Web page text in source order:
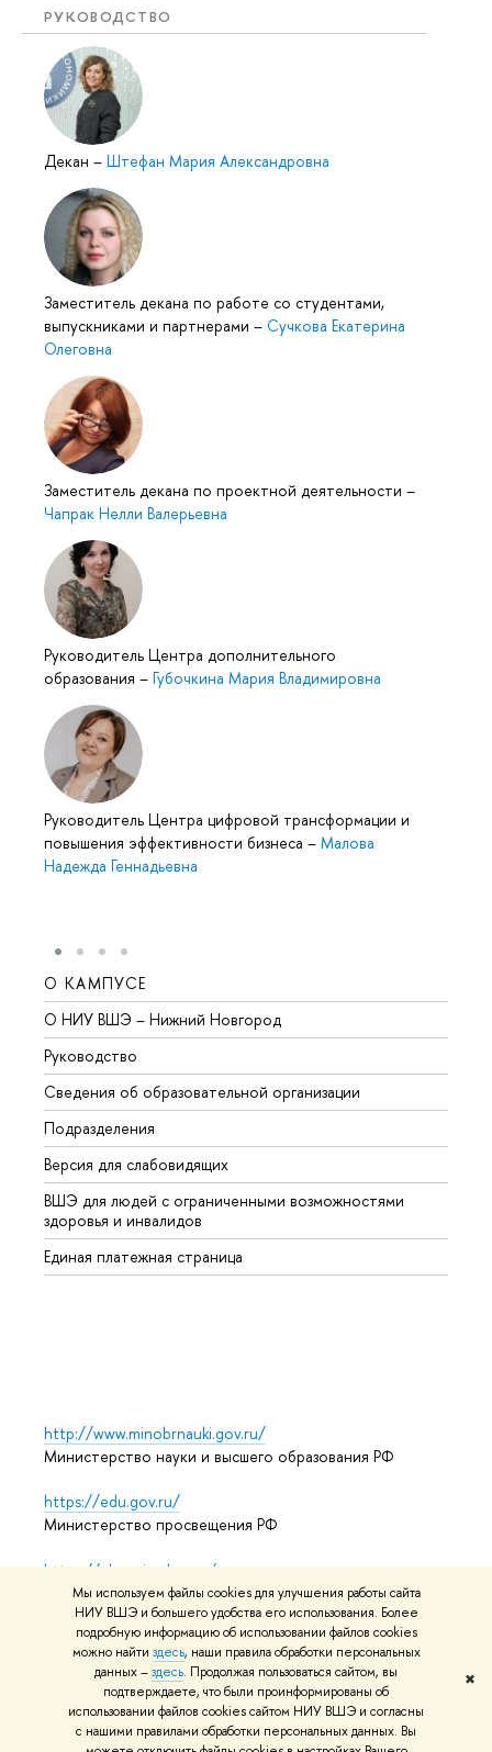
Мы используем файлы cookies для улучшения работы сайта
НИУ ВШЭ и большего удобства его использования. Более
подробную информацию об использовании файлов cookies
можно найти здесь, наши правила обработки персональных
данных –здесь. Продолжая пользоваться сайтом, вы
подтверждаете, что были проинформированы об
использовании файлов cookies сайтом НИУ ВШЭ и согласны
с нашими правилами обработки персональных данных. Вы
✖
РУКОВОДСТВО
Декан – Штефан Мария Александровна
Заместитель декана по работе со студентами,
выпускниками и партнерами – Сучкова Екатерина
Олеговна
Заместитель декана по проектной деятельности –
Чапрак Нелли Валерьевна
Руководитель Центра дополнительного
образования – Губочкина Мария Владимировна
Руководитель Центра цифровой трансформации и
повышения эффективности бизнеса – Малова
Надежда Геннадьевна
О КАМПУСЕ
О НИУ ВШЭ – Нижний Новгород
Руководство
Сведения об образовательной организации
Подразделения
Версия для слабовидящих
ВШЭ для людей с ограниченными возможностями
здоровья и инвалидов
Единая платежная страница
http://www.minobrnauki.gov.ru/
Министерство науки и высшего образования РФ
https://edu.gov.ru/
Министерство просвещения РФ
https://elearning.hse.ru/mooc
Массовые открытые онлайн-курсы
© НИУ ВШЭ 1993–2026 Адреса и контактыУсловия
использования материаловПолитика конфиденциальности
Карта сайта